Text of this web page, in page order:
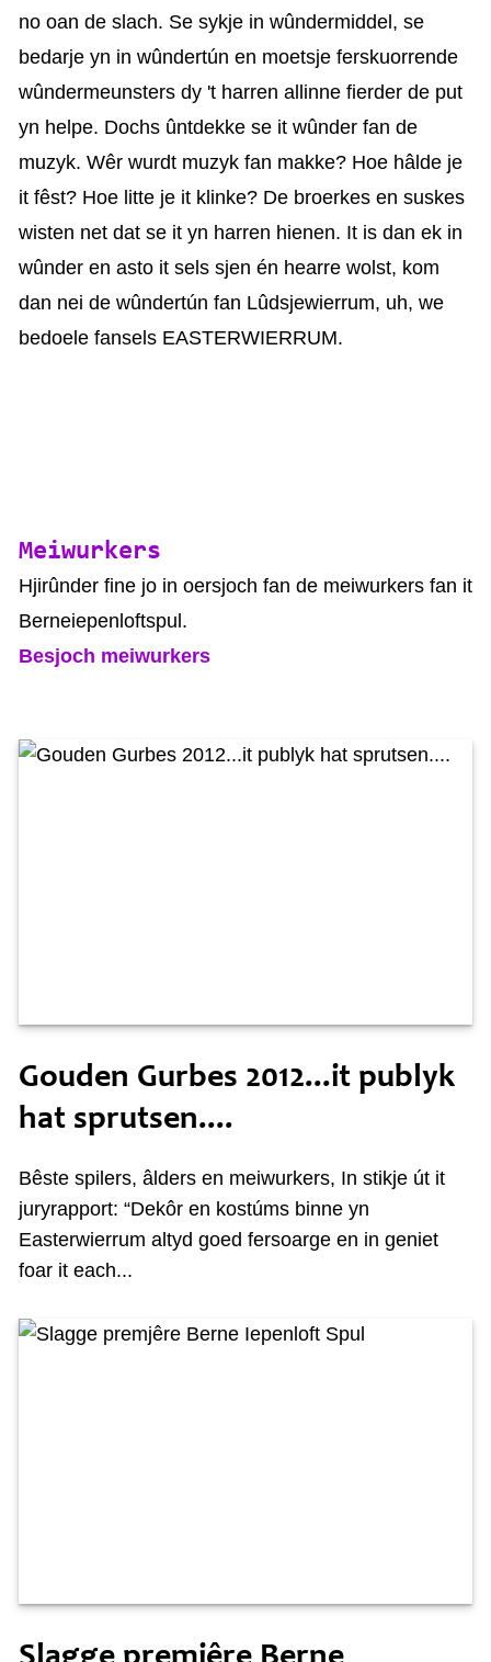
no oan de slach. Se sykje in wûndermiddel, se
bedarje yn in wûndertún en moetsje ferskuorrende
wûndermeunsters dy 't harren allinne fierder de put
yn helpe. Dochs ûntdekke se it wûnder fan de
muzyk. Wêr wurdt muzyk fan makke? Hoe hâlde je
it fêst? Hoe litte je it klinke? De broerkes en suskes
wisten net dat se it yn harren hienen. It is dan ek in
wûnder en asto it sels sjen én hearre wolst, kom
dan nei de wûndertún fan Lûdsjewierrum, uh, we
bedoele fansels EASTERWIERRUM.
Meiwurkers
Hjirûnder fine jo in oersjoch fan de meiwurkers fan it
Berneiepenloftspul.
Besjoch meiwurkers
Gouden Gurbes 2012...it publyk
hat sprutsen....
Bêste spilers, âlders en meiwurkers, In stikje út it
juryrapport: “Dekôr en kostúms binne yn
Easterwierrum altyd goed fersoarge en in geniet
foar it each...